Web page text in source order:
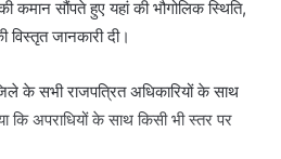
कमान सौंपते हुए यहां की भौगोलिक स्थिति,
विस्तृत जानकारी दी।
के सभी राजपत्रित अधिकारियों के साथ
अपराधियों के साथ किसी भी स्तर पर